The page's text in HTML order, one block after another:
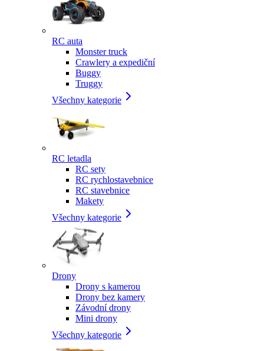
RC auta
Monster truck
Crawlery a expediční
Buggy
Truggy
Všechny kategorie
RC letadla
RC sety
RC rychlostavebnice
RC stavebnice
Makety
Všechny kategorie
Drony
Drony s kamerou
Drony bez kamery
Závodní drony
Mini drony
Všechny kategorie